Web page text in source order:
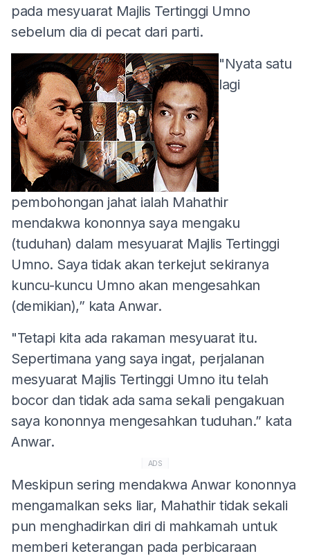
pada mesyuarat Majlis Tertinggi Umno
sebelum dia di pecat dari parti.
"Nyata satu
lagi
pembohongan jahat ialah Mahathir
mendakwa kononnya saya mengaku
(tuduhan) dalam mesyuarat Majlis Tertinggi
Umno. Saya tidak akan terkejut sekiranya
kuncu-kuncu Umno akan mengesahkan
(demikian),” kata Anwar.
"Tetapi kita ada rakaman mesyuarat itu.
Sepertimana yang saya ingat, perjalanan
mesyuarat Majlis Tertinggi Umno itu telah
bocor dan tidak ada sama sekali pengakuan
saya kononnya mengesahkan tuduhan.” kata
Anwar.
ADS
Meskipun sering mendakwa Anwar kononnya
mengamalkan seks liar, Mahathir tidak sekali
pun menghadirkan diri di mahkamah untuk
memberi keterangan pada perbicaraan